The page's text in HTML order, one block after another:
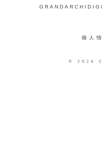
GRANDARCHI
個人
© 2026